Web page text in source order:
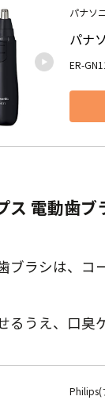
パナソ
パナ
ER-
電動歯ブ
ブラシは、コ
るうえ、口臭
Philips(